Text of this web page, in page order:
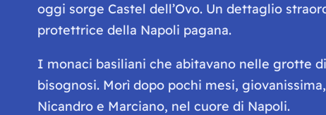
oggi sorge Castel dell’Ovo. Un dettaglio
protettrice della Napoli pagana.
I monaci basiliani che abitavano nelle grotte
bisognosi. Morì dopo pochi mesi,
Nicandro e Marciano, nel cuore di Napoli.